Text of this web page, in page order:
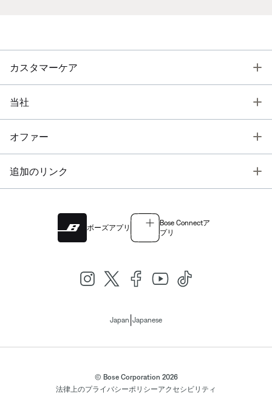
カスタマーケア
当社
オファー
追加のリンク
ボーズアプリ
Bose Connectア
プリ
Japan Japanese
© Bose Corporation 2026
法律上のプライバシーポリシーアクセシビリティ